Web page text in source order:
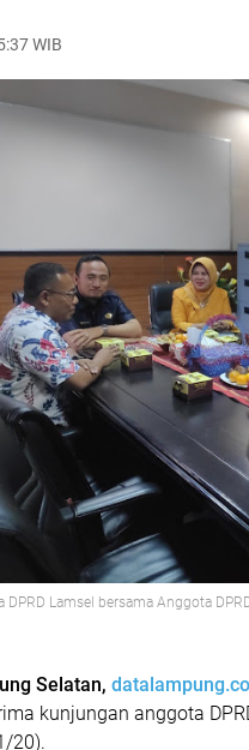
WIB
DPRD Lamsel bersama Anggota
Selatan,
kunjungan anggota
20).